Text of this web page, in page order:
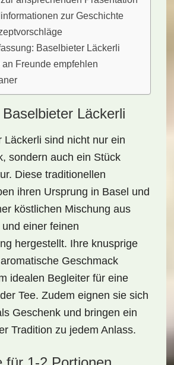
zur Geschichte
Baselbieter Läckerli
Freunde empfehlen
Läckerli
Läckerli sind nicht nur ein
sondern auch ein Stück
Diese traditionellen
ihren Ursprung in Basel und
köstlichen Mischung aus
und einer feinen
hergestellt. Ihre knusprige
Geschmack
idealen Begleiter für eine
Tee. Zudem eignen sie sich
Geschenkund bringen ein
Tradition zu jedem Anlass.